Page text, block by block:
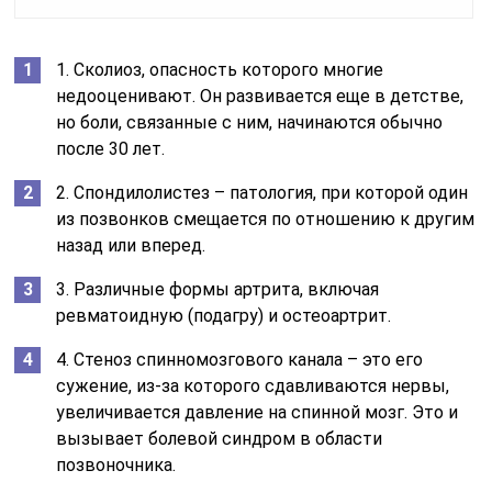
1. Сколиоз, опасность которого многие
недооценивают. Он развивается еще в детстве,
но боли, связанные с ним, начинаются обычно
после 30 лет.
2. Спондилолистез – патология, при которой один
из позвонков смещается по отношению к другим
назад или вперед.
3. Различные формы артрита, включая
ревматоидную (подагру) и остеоартрит.
4. Стеноз спинномозгового канала – это его
сужение, из-за которого сдавливаются нервы,
увеличивается давление на спинной мозг. Это и
вызывает болевой синдром в области
позвоночника.